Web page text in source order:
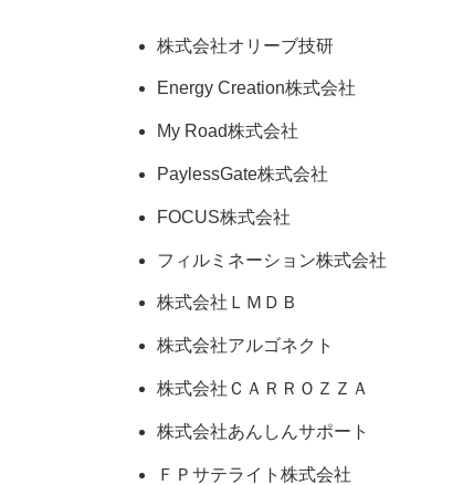
株式会社オリーブ技研
Energy Creation株式会社
My Road株式会社
PaylessGate株式会社
FOCUS株式会社
フィルミネーション株式会社
株式会社ＬＭＤＢ
株式会社アルゴネクト
株式会社ＣＡＲＲＯＺＺＡ
株式会社あんしんサポート
ＦＰサテライト株式会社